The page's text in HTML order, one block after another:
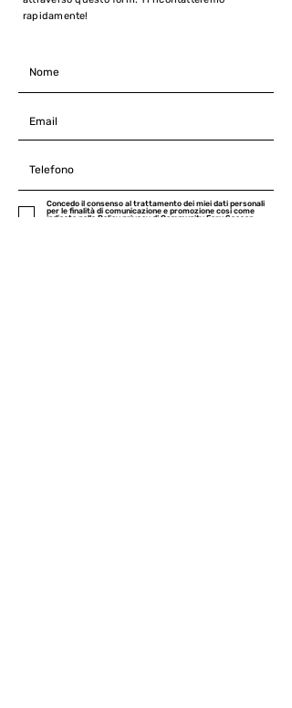
rapidamente!
Concedo il consenso al trattamento dei miei dati personali
per le finalità di comunicazione e promozione cosi come
indicato nella Policy privacy di Community Foru Season